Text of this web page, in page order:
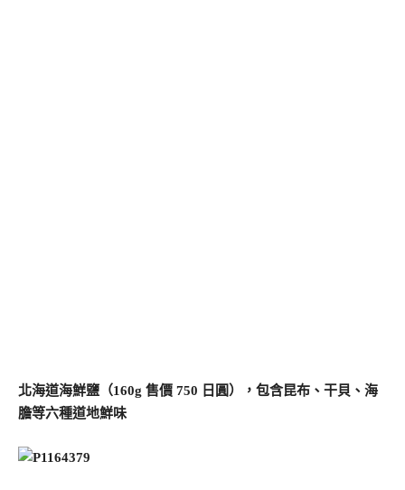
北海道海鮮鹽（160g 售價 750 日圓），包含昆布、干貝、海
膽等六種道地鮮味